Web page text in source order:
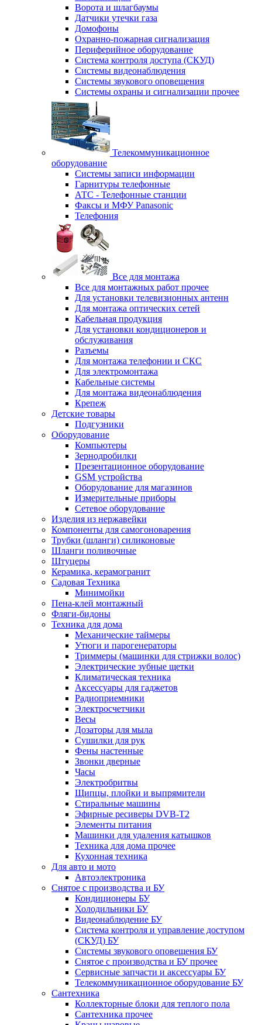
Ворота и шлагбаумы
Датчики утечки газа
Домофоны
Охранно-пожарная сигнализация
Периферийное оборудование
Система контроля доступа (СКУД)
Системы видеонаблюдения
Системы звукового оповещения
Системы охраны и сигнализации прочее
Телекоммуникационное
оборудование
Системы записи информации
Гарнитуры телефонные
АТС - Телефонные станции
Факсы и МФУ Panasonic
Телефония
Все для монтажа
Все для монтажных работ прочее
Для установки телевизионных антенн
Для монтажа оптических сетей
Кабельная продукция
Для установки кондиционеров и
обслуживания
Разъемы
Для монтажа телефонии и СКС
Для электромонтажа
Кабельные системы
Для монтажа видеонаблюдения
Крепеж
Детские товары
Подгузники
Оборудование
Компьютеры
Зернодробилки
Презентационное оборудование
GSM устройства
Оборудование для магазинов
Измерительные приборы
Сетевое оборудование
Изделия из нержавейки
Компоненты для самогоноварения
Трубки (шланги) силиконовые
Шланги поливочные
Штуцеры
Керамика, керамогранит
Садовая Техника
Минимойки
Пена-клей монтажный
Фляги-бидоны
Техника для дома
Механические таймеры
Утюги и парогенераторы
Триммеры (машинки для стрижки волос)
Электрические зубные щетки
Климатическая техника
Аксессуары для гаджетов
Радиоприемники
Электросчетчики
Весы
Дозаторы для мыла
Сушилки для рук
Фены настенные
Звонки дверные
Часы
Электробритвы
Щипцы, плойки и выпрямители
Стиральные машины
Эфирные ресиверы DVB-T2
Элементы питания
Машинки для удаления катышков
Техника для дома прочее
Кухонная техника
Для авто и мото
Автоэлектроника
Снятое с производства и БУ
Кондиционеры БУ
Холодильники БУ
Видеонаблюдение БУ
Система контроля и управление доступом
(СКУД) БУ
Системы звукового оповещения БУ
Снятое с производства и БУ прочее
Сервисные запчасти и аксессуары БУ
Телекоммуникационное оборудование БУ
Сантехника
Коллекторные блоки для теплого пола
Сантехника прочее